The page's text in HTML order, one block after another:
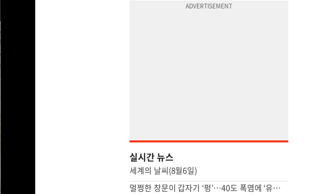
실시간 뉴스
세계의 날씨(8월6일)
멀쩡한 창문이 갑자기 ‘펑’…40도 폭염에 ‘유리 열파(熱波)’ 비상